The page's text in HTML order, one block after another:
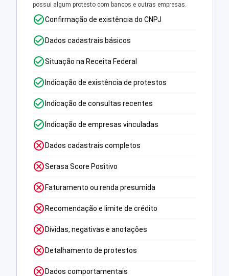
possui algum protesto com bancos e outras empresas.
Confirmação de existência do CNPJ
Dados cadastrais básicos
Situação na Receita Federal
Indicação de existência de protestos
Indicação de consultas recentes
Indicação de empresas vinculadas
Dados cadastrais completos
Serasa Score Positivo
Faturamento ou renda presumida
Recomendação e limite de crédito
Dívidas, negativas e anotações
Detalhamento de protestos
Dados comportamentais